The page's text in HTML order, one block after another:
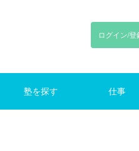
ログイン/登
塾を探す 仕事